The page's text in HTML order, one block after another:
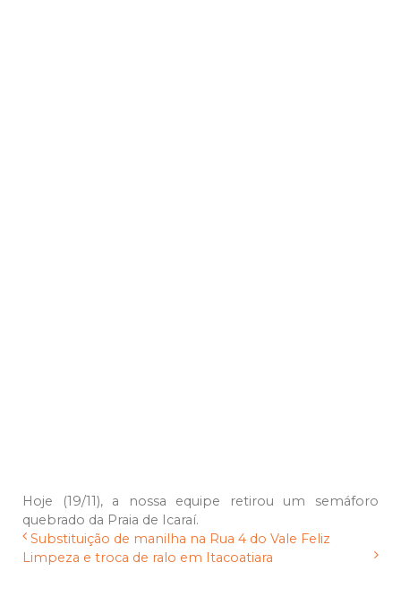
Hoje (19/11), a nossa equipe retirou um semáforo
quebrado da Praia de Icaraí.
Substituição de manilha na Rua 4 do Vale Feliz
Limpeza e troca de ralo em Itacoatiara